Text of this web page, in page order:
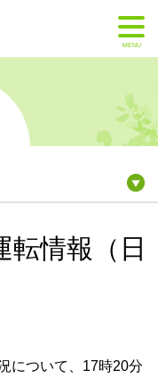
MENU
転情報（日
について、17時20分